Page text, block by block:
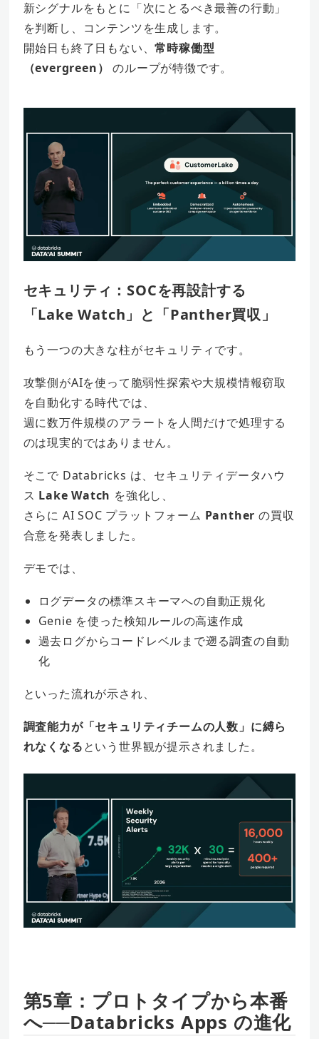
新シグナルをもとに「次にとるべき最善の行動」
を判断し、コンテンツを生成します。
開始日も終了日もない、常時稼働型
（evergreen）
のループが特徴です。
セキュリティ：SOCを再設計する
「Lake Watch」と「Panther買収」
もう一つの大きな柱がセキュリティです。
攻撃側がAIを使って脆弱性探索や大規模情報窃取
を自動化する時代では、
週に数万件規模のアラートを人間だけで処理する
のは現実的ではありません。
そこで Databricks は、セキュリティデータハウ
ス Lake Watch を強化し、
さらに AI SOC プラットフォーム Panther の買収
合意を発表しました。
デモでは、
ログデータの標準スキーマへの自動正規化
Genie を使った検知ルールの高速作成
過去ログからコードレベルまで遡る調査の自動
化
といった流れが示され、
調査能力が「セキュリティチームの人数」に縛ら
れなくなるという世界観が提示されました。
第5章：プロトタイプから本番
へ──Databricks Apps の進化